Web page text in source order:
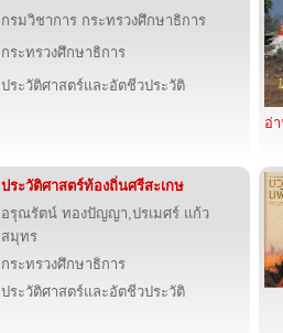
กรมวิชาการ กระทรวงศึกษาธิการ
กระทรวงศึกษาธิการ
ประวัติศาสตร์และอัตชีวประวัติ
อ่
ประวัติศาสตร์ท้องถิ่นศรีสะเกษ
อรุณรัตน์ ทองปัญญา,ปรเมศร์ แก้ว
สมุทร
กระทรวงศึกษาธิการ
ประวัติศาสตร์และอัตชีวประวัติ